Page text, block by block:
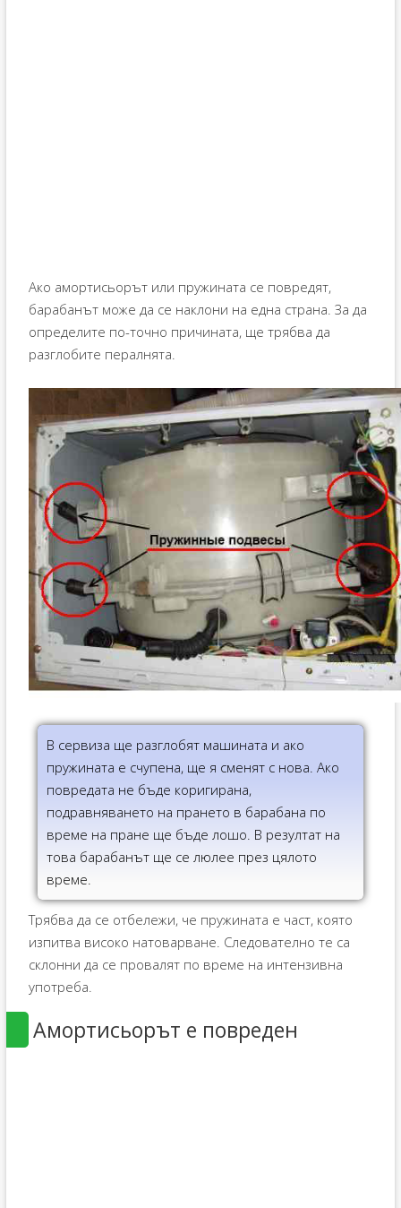
Ако амортисьорът или пружината се повредят,
барабанът може да се наклони на една страна. За да
определите по-точно причината, ще трябва да
разглобите пералнята.
В сервиза ще разглобят машината и ако
пружината е счупена, ще я сменят с нова. Ако
повредата не бъде коригирана,
подравняването на прането в барабана по
време на пране ще бъде лошо. В резултат на
това барабанът ще се люлее през цялото
време.
Трябва да се отбележи, че пружината е част, която
изпитва високо натоварване. Следователно те са
склонни да се провалят по време на интензивна
употреба.
Амортисьорът е повреден